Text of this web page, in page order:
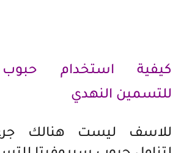
كيفية استخدام حبوب
للتسمين النهدي
للاسف ليست هنالك